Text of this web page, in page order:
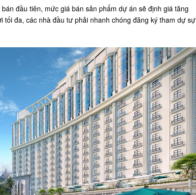
đầu tiên, mức giá bán sản phẩm dự án sẽ định giá tăng
đa, các nhà đầu tư phải nhanh chóng đăng ký tham dự sự